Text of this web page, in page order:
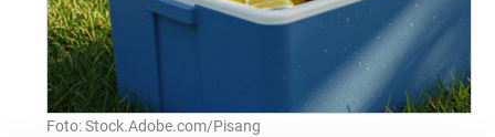
Foto: Stock.Adobe.com/Pisang